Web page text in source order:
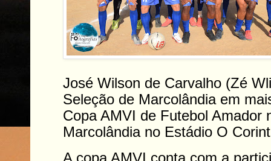
José Wilson de Carvalho (Zé
Seleção de Marcolândia em
Copa AMVI de Futebol Amador
Marcolândia no Estádio O
A copa AMVI conta com a